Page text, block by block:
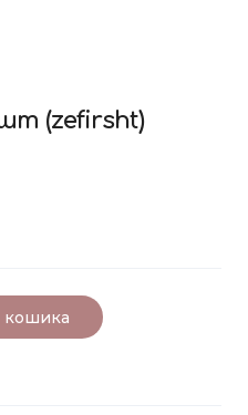
шт (zefirsht)
кошика